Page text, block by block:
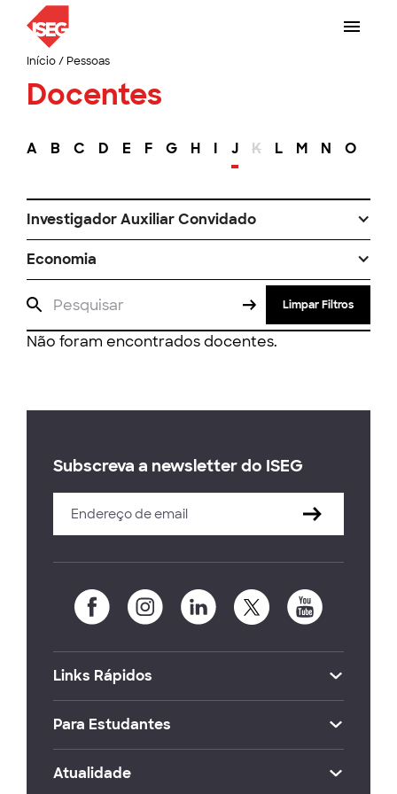
Início/ Pessoas
Docentes
A B C D E F G H I J K L M N O
Investigador Auxiliar Convidado
Economia
Limpar Filtros
Não foram encontrados docentes.
Subscreva a newsletter do ISEG
Links Rápidos
Para Estudantes
Atualidade